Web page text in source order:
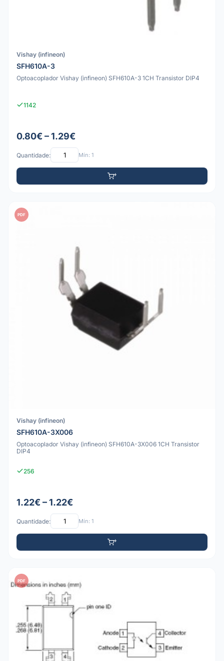
Vishay (infineon)
SFH610A-3
Optoacoplador Vishay (infineon) SFH610A-3 1CH Transistor DIP4
1142
0.80€ – 1.29€
Quantidade: Mín: 1
PDF
Vishay (infineon)
SFH610A-3X006
Optoacoplador Vishay (infineon) SFH610A-3X006 1CH Transistor
DIP4
256
1.22€ – 1.22€
Quantidade: Mín: 1
PDF